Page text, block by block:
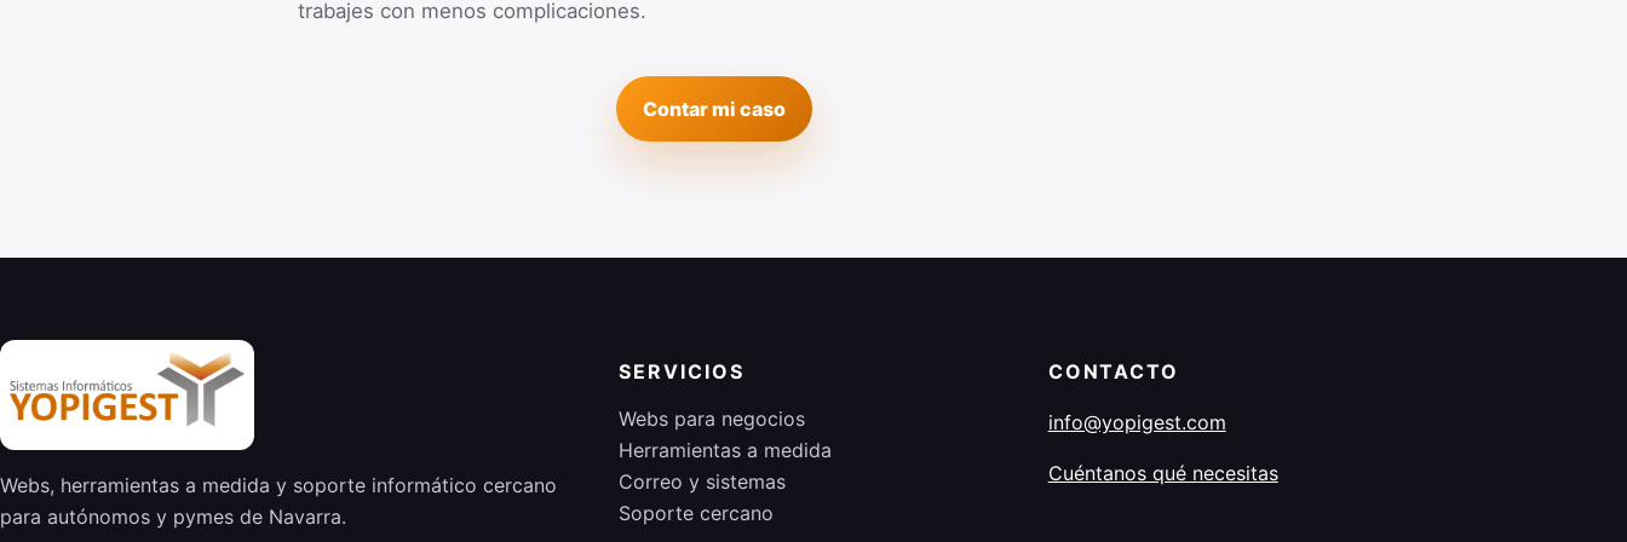
trabajes con menos complicaciones.
Contar mi caso
Webs, herramientas a medida y soporte informático cercano
para autónomos y pymes de Navarra.
SERVICIOS
Webs para negocios
Herramientas a medida
Correo y sistemas
Soporte cercano
CONTACTO
info@yopigest.com
Cuéntanos qué necesitas